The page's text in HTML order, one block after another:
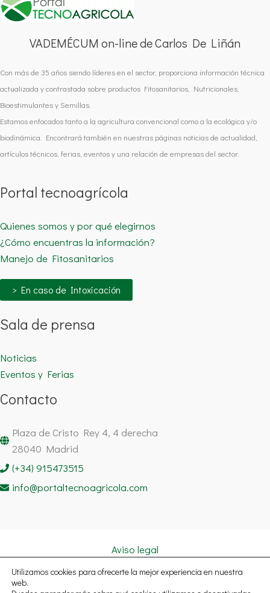
VADEMÉCUM on-line de Carlos De Liñán
Con más de 35 años siendo líderes en el sector, proporciona información técnica
actualizada y contrastada sobre productos Fitosanitarios, Nutricionales,
Bioestimulantes y Semillas.
Estamos enfocados tanto a la agricultura convencional como a la ecológica y/o
biodinámica. Encontrará también en nuestras páginas noticias de actualidad,
artículos técnicos, ferias, eventos y una relación de empresas del sector.
Portal tecnoagrícola
Quienes somos y por qué elegirnos
¿Cómo encuentras la información?
Manejo de Fitosanitarios
> En caso de Intoxicación
Sala de prensa
Noticias
Eventos y Ferias
Contacto
Plaza de Cristo Rey 4, 4 derecha
28040 Madrid
(+34) 915473515
info@portaltecnoagricola.com
Aviso legal
Política de cookies
Utilizamos cookies para ofrecerte la mejor experiencia en nuestra
web.